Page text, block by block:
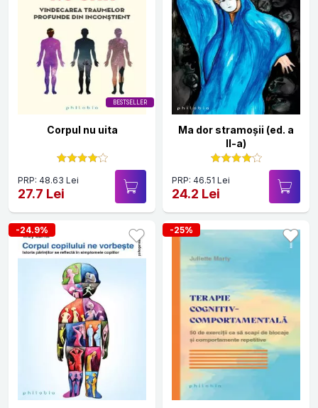
BESTSELLER
Corpul nu uita
PRP: 48.63 Lei
27.7 Lei
Ma dor stramoşii (ed. a
II-a)
PRP: 46.51 Lei
24.2 Lei
-24.9% -25%